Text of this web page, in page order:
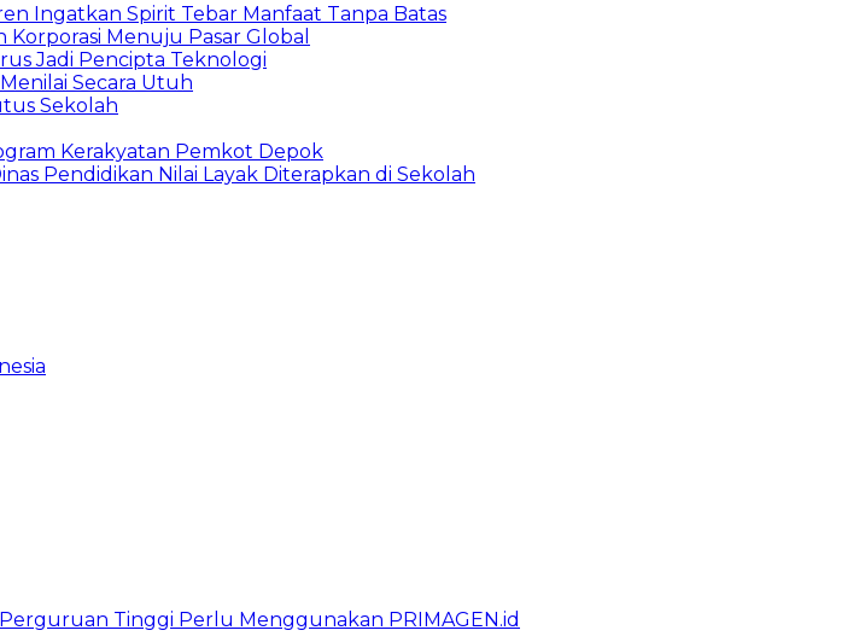
Ingatkan Spirit Tebar Manfaat Tanpa Batas
Menuju Pasar Global
Jadi Pencipta Teknologi
Secara Utuh
Sekolah
Kerakyatan Pemkot Depok
Pendidikan Nilai Layak Diterapkan di Sekolah
Tinggi Perlu Menggunakan PRIMAGEN.id